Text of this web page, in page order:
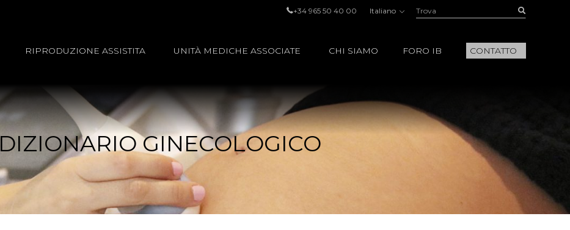
+34 965 50 40 00 Italiano Trova:
RIPRODUZIONE ASSISTITA UNITÀ MEDICHE ASSOCIATE CHI SIAMO FORO IB CONTATTO
DIZIONARIO GINECOLOGICO